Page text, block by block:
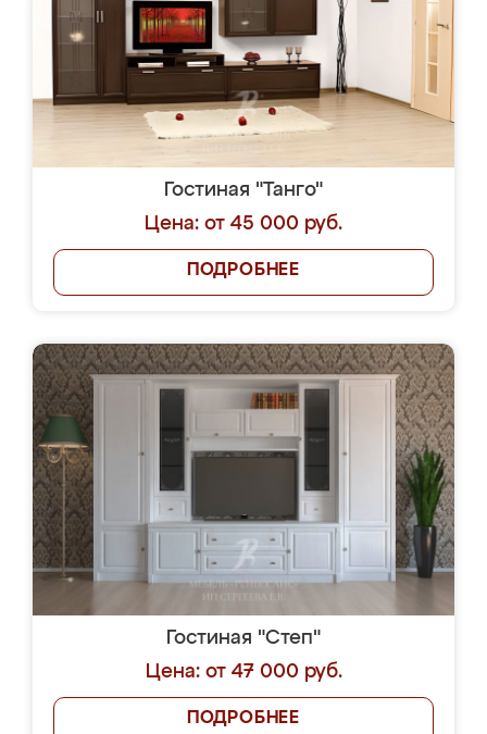
Гостиная "Танго"
Цена: от 45 000 руб.
ПОДРОБНЕЕ
Гостиная "Степ"
Цена: от 47 000 руб.
ПОДРОБНЕЕ